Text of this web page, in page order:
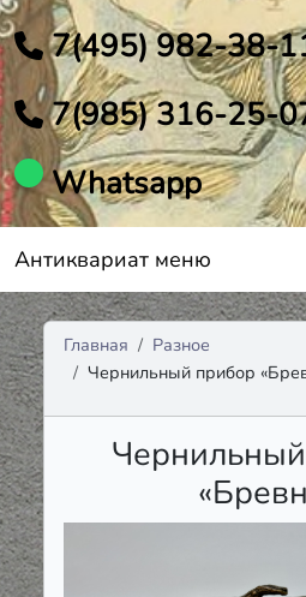
7(495) 982-38-
7(985) 316-25-
Whatsapp
Антиквариат меню
Главная
Разное
Чернильный прибор